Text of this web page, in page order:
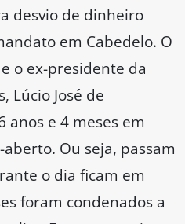
desvio de dinheiro
em Cabedelo. O
o ex-presidente da
Lúcio José de
anos e 4 meses em
Ou seja, passam
o dia ficam em
foram condenados a